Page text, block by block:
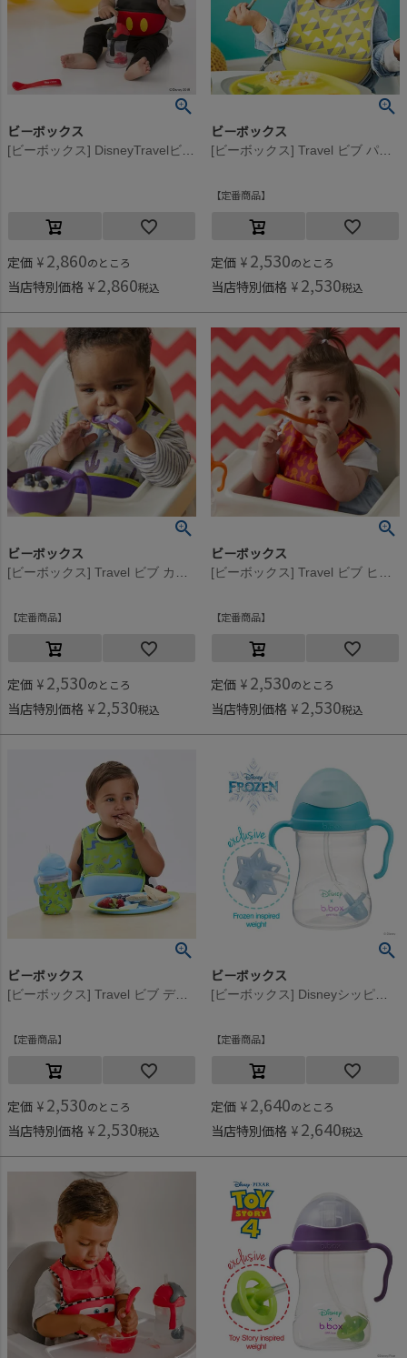
ビーボックス
[ビーボックス] DisneyTravelビブ Mickey
定価 ¥ 2,860のところ
当店特別価格 ¥ 2,860税込
ビーボックス
[ビーボックス] Travel ビブ パインスプライス
定番商品
定価 ¥ 2,530のところ
当店特別価格 ¥ 2,530税込
ビーボックス
[ビーボックス] Travel ビブ カクタスケッパー
定番商品
定価 ¥ 2,530のところ
当店特別価格 ¥ 2,530税込
ビーボックス
[ビーボックス] Travel ビブ ヒップホップ
定番商品
定価 ¥ 2,530のところ
当店特別価格 ¥ 2,530税込
ビーボックス
[ビーボックス] Travel ビブ ディノタイム
定番商品
定価 ¥ 2,530のところ
当店特別価格 ¥ 2,530税込
ビーボックス
[ビーボックス] Disneyシッピーカップ Elsa
定番商品
定価 ¥ 2,640のところ
当店特別価格 ¥ 2,640税込